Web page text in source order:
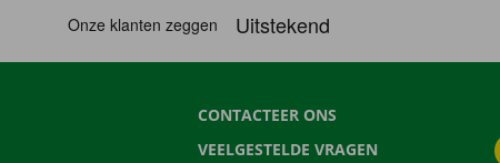
CONTACTEER ONS
VEELGESTELDE VRAGEN